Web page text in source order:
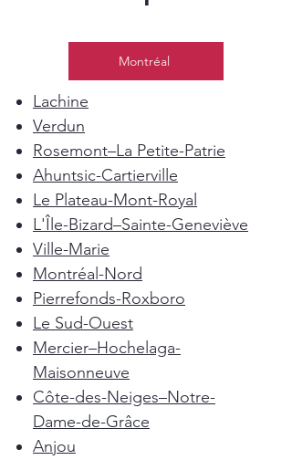
Montréal
Lachine
Verdun
Rosemont–La Petite-Patrie
Ahuntsic-Cartierville
Le Plateau-Mont-Royal
L'Île-Bizard–Sainte-Geneviève
Ville-Marie
Montréal-Nord
Pierrefonds-Roxboro
Le Sud-Ouest
Mercier–Hochelaga-
Maisonneuve
Côte-des-Neiges–Notre-
Dame-de-Grâce
Anjou